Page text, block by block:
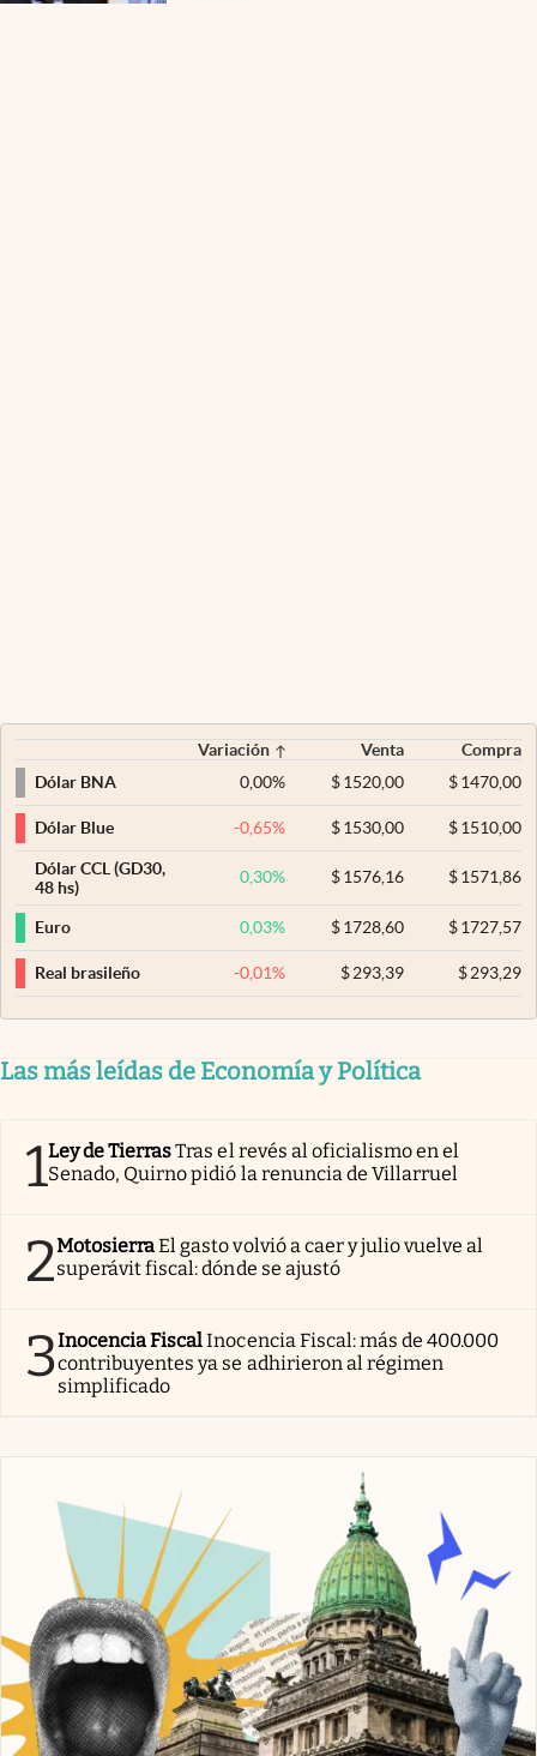
Variación Venta
Compra
Dólar BNA
0,00% $ 1520,00 $1470,00
Dólar Blue -0,65% $ 1530,00 $1510,00
Dólar CCL (GD30,
48 hs)
0,30% $ 1576,16 $1571,86
Euro 0,03% $ 1728,60 $1727,57
Real brasileño -0,01% $ 293,39 $293,29
Las más leídas de Economía y Política
1Ley de TierrasTras el revés al oficialismo en el
Senado, Quirno pidió la renuncia de Villarruel
2MotosierraEl gasto volvió a caer y julio vuelve al
superávit fiscal: dónde se ajustó
3Inocencia FiscalInocencia Fiscal: más de 400.000
contribuyentes ya se adhirieron al régimen
simplificado